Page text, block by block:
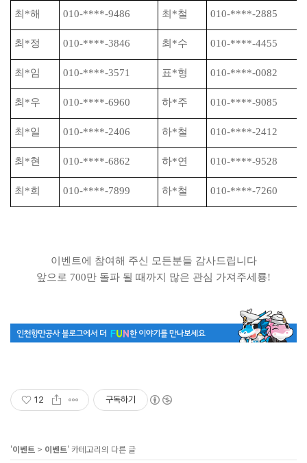
최 *해 010-****-9486 최 *철 010-****-2885
최 *정 010-****-3846 최 *수 010-****-4455
최 *임 010-****-3571 표*형 010-****-0082
최 *우 010-****-6960 하*주 010-****-9085
최 *일 010-****-2406 하*철 010-****-2412
최 *현 010-****-6862 하*연 010-****-9528
최 *희 010-****-7899 하*철 010-****-7260
이벤트에 참여해 주신 모든분들 감사드립니다
앞으로 700만 돌파 될 때까지 많은 관심 가져주세룡!
12 구독하기
'이벤트 > 이벤트' 카테고리의 다른 글